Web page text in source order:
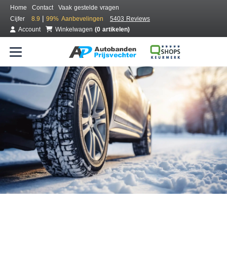
Home Contact
Vaak gestelde vragen
Cijfer
8.9 | 99% Aanbevelingen
5403 Reviews
Account
Winkelwagen (0 artikelen)
Bestel voordelig winterbanden
Gratis bezorgd of montage bij jou in de buurt
Seizoen:
Merken: